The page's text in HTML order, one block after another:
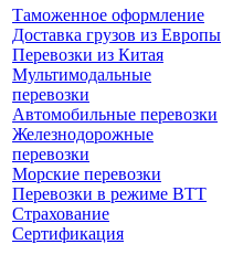
Таможенное оформление
Доставка грузов из Европы
Перевозки из Китая
Мультимодальные
перевозки
Автомобильные перевозки
Железнодорожные
перевозки
Морские перевозки
Перевозки в режиме ВТТ
Страхование
Сертификация